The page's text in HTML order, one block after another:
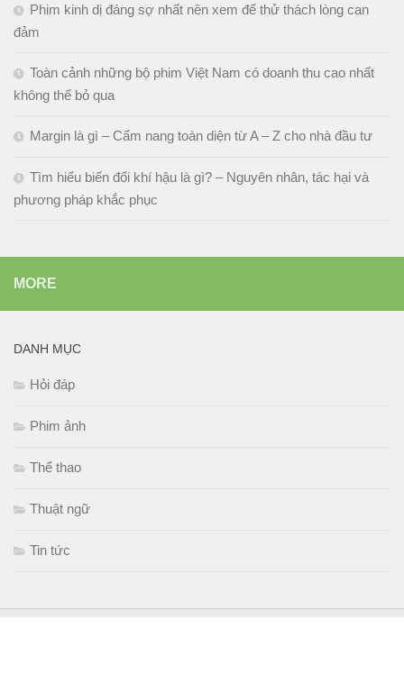
Phim kinh dị đáng sợ nhất nên xem để thử thách lòng can
đảm
Toàn cảnh những bộ phim Việt Nam có doanh thu cao nhất
không thể bỏ qua
Margin là gì – Cẩm nang toàn diện từ A – Z cho nhà đầu tư
Tìm hiểu biến đổi khí hậu là gì? – Nguyên nhân, tác hại và
phương pháp khắc phục
MORE
DANH MỤC
Hỏi đáp
Phim ảnh
Thể thao
Thuật ngữ
Tin tức